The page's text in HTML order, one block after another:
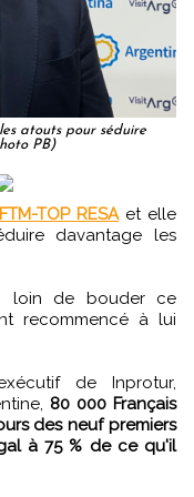
atouts pour séduire
PB)
TOP RESAet elle
davantage les
loin de bouder ce
recommencé à lui
de Inprotur,
80 000 Français
des neuf premiers
à 75 % de ce qu'il